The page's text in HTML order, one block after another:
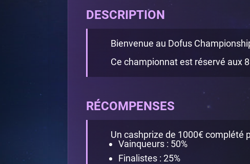
DESCRIPTION
Bienvenue au Dofus
Ce championnat est réservé aux
RÉCOMPENSES
Un cashprize de 1000€ complété
Vainqueurs : 50%
Finalistes : 25%